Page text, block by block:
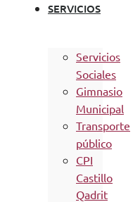
SERVICIOS
Servicios
Sociales
Gimnasio
Municipal
Transporte
público
CPI
Castillo
Qadrit